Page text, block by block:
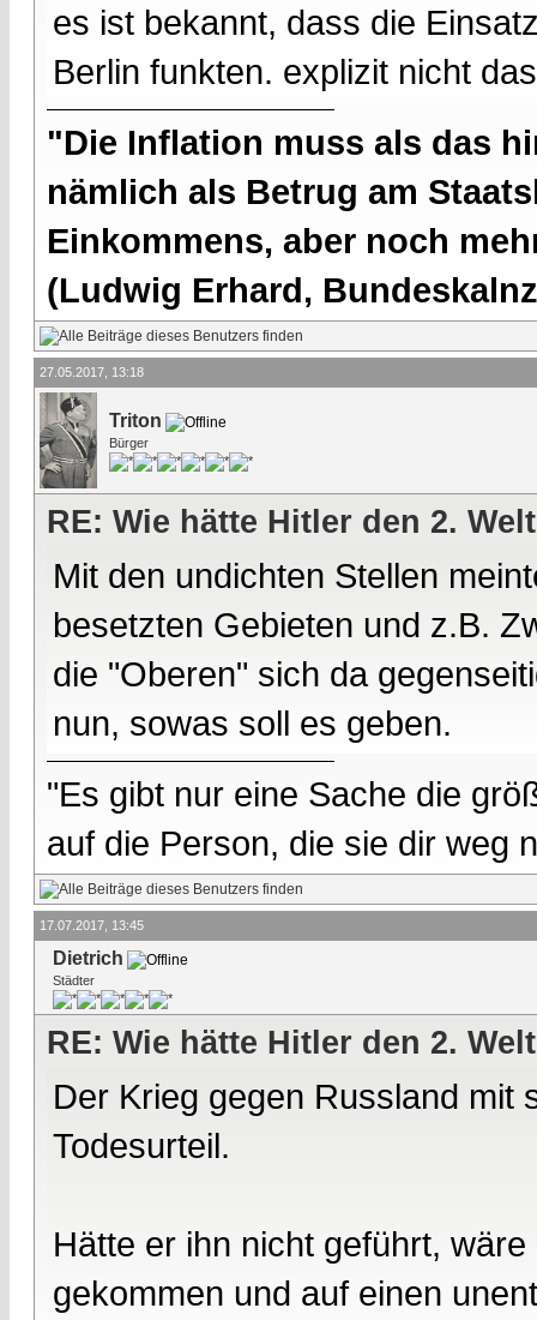
es ist bekannt, dass die
Berlin funkten. explizit nicht
"Die Inflation muss als das
nämlich als Betrug am
Einkommens, aber noch
(Ludwig Erhard,
27.05.2017, 13:18
Triton
Bürger
RE: Wie hätte Hitler den 2.
Mit den undichten Stellen
besetzten Gebieten und z.B.
die "Oberen" sich da
nun, sowas soll es geben.
"Es gibt nur eine Sache die
auf die Person, die sie dir weg
17.07.2017, 13:45
Dietrich
Städter
RE: Wie hätte Hitler den 2.
Der Krieg gegen Russland mit
Todesurteil.
Hätte er ihn nicht geführt,
gekommen und auf einen